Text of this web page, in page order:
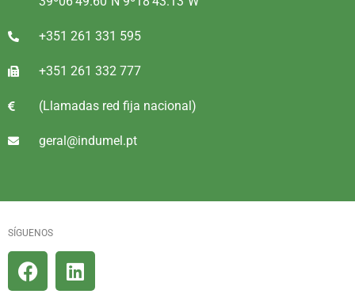
+351 261 331 595
+351 261 332 777
(Llamadas red fija nacional)
geral@indumel.pt
SÍGUENOS